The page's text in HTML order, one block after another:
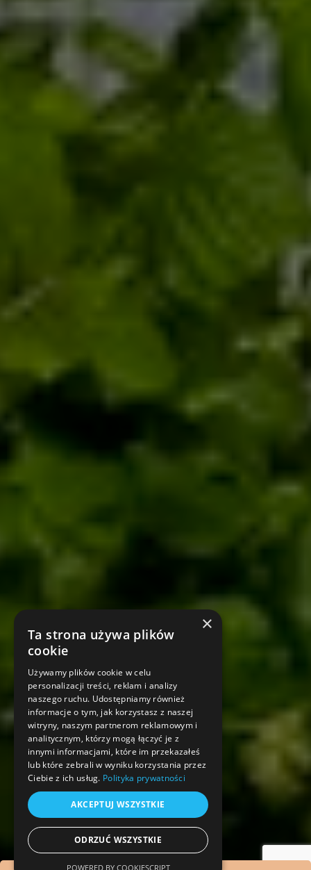
×
Ta strona używa plików
cookie
Używamy plików cookie w celu
personalizacji treści, reklam i analizy
naszego ruchu. Udostępniamy również
informacje o tym, jak korzystasz z naszej
witryny, naszym partnerom reklamowym i
analitycznym, którzy mogą łączyć je z
innymi informacjami, które im przekazałeś
lub które zebrali w wyniku korzystania przez
Ciebie z ich usług. Polityka prywatności
AKCEPTUJ WSZYSTKIE
ODRZUĆ WSZYSTKIE
POWERED BY COOKIESCRIPT